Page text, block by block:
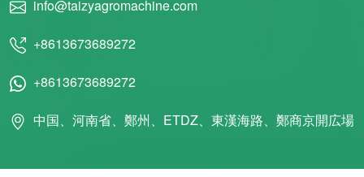
info@taizyagromachine.com
+8613673689272
+8613673689272
中国、河南省、鄭州、ETDZ、東漢海路、鄭商京開広場